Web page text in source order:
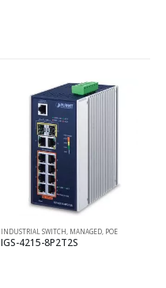
INDUSTRIAL SWITCH MANAGED POE
IGS-4215-8P2T2S